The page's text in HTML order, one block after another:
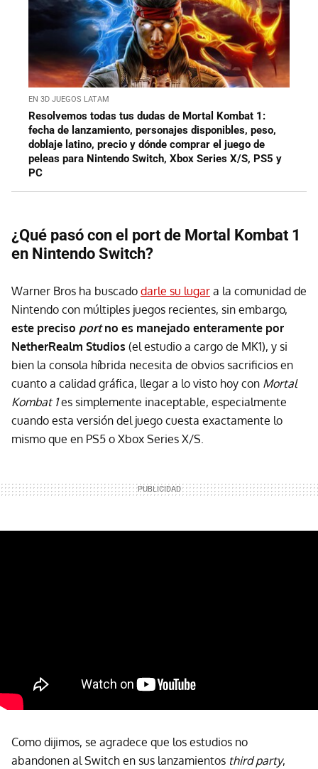
EN 3D JUEGOS LATAM
Resolvemos todas tus dudas de Mortal Kombat 1:
fecha de lanzamiento, personajes disponibles, peso,
doblaje latino, precio y dónde comprar el juego de
peleas para Nintendo Switch, Xbox Series X/S, PS5 y
PC
¿Qué pasó con el port de Mortal Kombat 1
en Nintendo Switch?
Warner Bros ha buscado darle su lugar a la comunidad de
Nintendo con múltiples juegos recientes, sin embargo,
este preciso portno es manejado enteramente por
NetherRealm Studios (el estudio a cargo de MK1), y si
bien la consola híbrida necesita de obvios sacrificios en
cuanto a calidad gráfica, llegar a lo visto hoy con Mortal
Kombat 1es simplemente inaceptable, especialmente
cuando esta versión del juego cuesta exactamente lo
mismo que en PS5 o Xbox Series X/S.
Como dijimos, se agradece que los estudios no
abandonen al Switch en sus lanzamientos third party,